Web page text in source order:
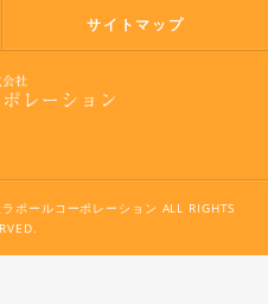
サイトマップ
ポールコーポレーション ALL RIGHTS